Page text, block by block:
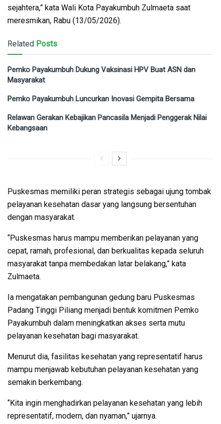
sejahtera,” kata Wali Kota Payakumbuh Zulmaeta saat
meresmikan, Rabu (13/05/2026).
Related Posts
Pemko Payakumbuh Dukung Vaksinasi HPV Buat ASN dan
Masyarakat
Pemko Payakumbuh Luncurkan Inovasi Gempita Bersama
Relawan Gerakan Kebajikan Pancasila Menjadi Penggerak Nilai
Kebangsaan
Puskesmas memiliki peran strategis sebagai ujung tombak
pelayanan kesehatan dasar yang langsung bersentuhan
dengan masyarakat.
“Puskesmas harus mampu memberikan pelayanan yang
cepat, ramah, profesional, dan berkualitas kepada seluruh
masyarakat tanpa membedakan latar belakang,” kata
Zulmaeta.
Ia mengatakan pembangunan gedung baru Puskesmas
Padang Tinggi Piliang menjadi bentuk komitmen Pemko
Payakumbuh dalam meningkatkan akses serta mutu
pelayanan kesehatan bagi masyarakat.
Menurut dia, fasilitas kesehatan yang representatif harus
mampu menjawab kebutuhan pelayanan kesehatan yang
semakin berkembang.
“Kita ingin menghadirkan pelayanan kesehatan yang lebih
representatif, modern, dan nyaman,” ujarnya.